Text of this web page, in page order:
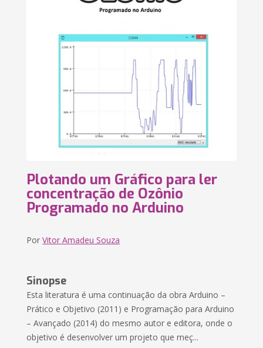
Plotando um Gráfico para ler
concentração de Ozônio
Programado no Arduino
PorVitor Amadeu Souza
Sinopse
Esta literatura é uma continuação da obra Arduino –
Prático e Objetivo (2011) e Programação para Arduino
– Avançado (2014) do mesmo autor e editora, onde o
objetivo é desenvolver um projeto que meç...